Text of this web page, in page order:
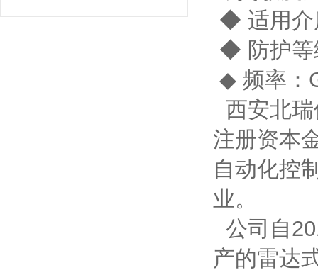
◆ 适用介
◆ 防护等
◆ 频率：
西安北
注册资本
自动化控
业。
公司自
产的雷达